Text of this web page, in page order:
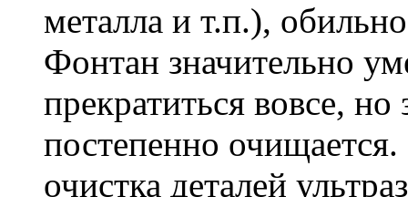
металла и т.п.),
Фонтан значительно
прекратиться вовсе, но
постепенно
очистка деталей